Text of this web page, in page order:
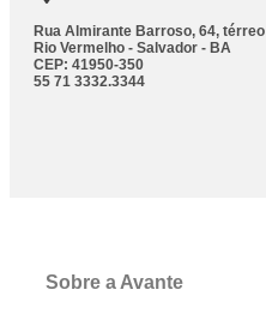
Rua Almirante Barroso, 64, térreo
Rio Vermelho - Salvador - BA
CEP: 41950-350
55 71 3332.3344
Sobre a Avante